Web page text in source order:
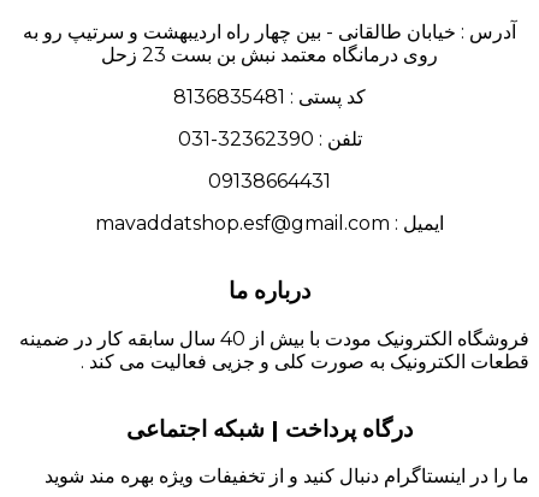
آدرس : خیابان طالقانی - بین چهار راه اردیبهشت و سرتیپ رو به
روی درمانگاه معتمد نبش بن بست 23 زحل
کد پستی : 8136835481
تلفن : 32362390-031
09138664431
ایمیل : mavaddatshop.esf@gmail.com
درباره ما
فروشگاه الکترونیک مودت با بیش از 40 سال سابقه کار در ضمینه
قطعات الکترونیک به صورت کلی و جزیی فعالیت می کند .
درگاه پرداخت | شبکه اجتماعی
ما را در اینستاگرام دنبال کنید و از تخفیفات ویژه بهره مند شوید